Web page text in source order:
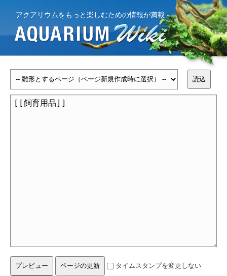
アクアリウムをもっと楽しむための情報が満載
タイムスタンプを変更しない